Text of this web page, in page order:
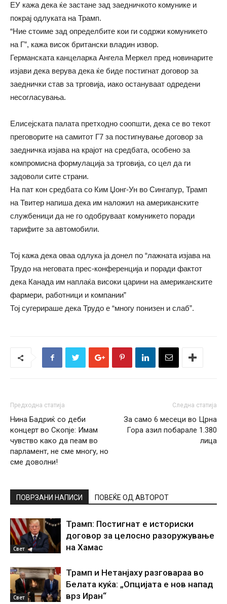
ЕУ кажа дека ќе застане зад заедничкото комунике и
покрај одлуката на Трамп.
“Ние стоиме зад определбите кои ги содржи комуникето
на Г”, кажа висок британски владин извор.
Германската канцеларка Ангела Меркел пред новинарите
изјави дека верува дека ќе биде постигнат договор за
заеднички став за трговија, иако остануваат одредени
несогласувања.
Елисејската палата претходно соопшти, дека се во текот
преговорите на самитот Г7 за постигнување договор за
заедничка изјава на крајот на средбата, особено за
компромисна формулација за трговија, со цел да ги
задоволи сите страни.
На пат кон средбата со Ким Џонг-Ун во Сингапур, Трамп
на Твитер напиша дека им наложил на американските
службеници да не го одобруваат комуникето поради
тарифите за автомобили.
Тој кажа дека оваа одлука ја донел по “лажната изјава на
Трудо на неговата прес-конференција и поради фактот
дека Канада им наплаќа високи царини на американските
фармери, работници и компании”
Тој сугерираше дека Трудо е “многу понизен и слаб”.
Предходна статија
Нина Бадриќ со деби
концерт во Скопје: Имам
чувство како да пеам во
парламент, не сме многу, но
сме доволни!
Следна статија
За само 6 месеци во Црна
Гора азил побарале 1.380
лица
ПОВРЗАНИ НАПИСИ ПОВЕЌЕ ОД АВТОРОТ
Свет
Трамп: Постигнат е историски
договор за целосно разоружување
на Хамас
Свет
Трамп и Нетанјаху разговараа во
Белата куќа: „Опцијата е нов напад
врз Иран“